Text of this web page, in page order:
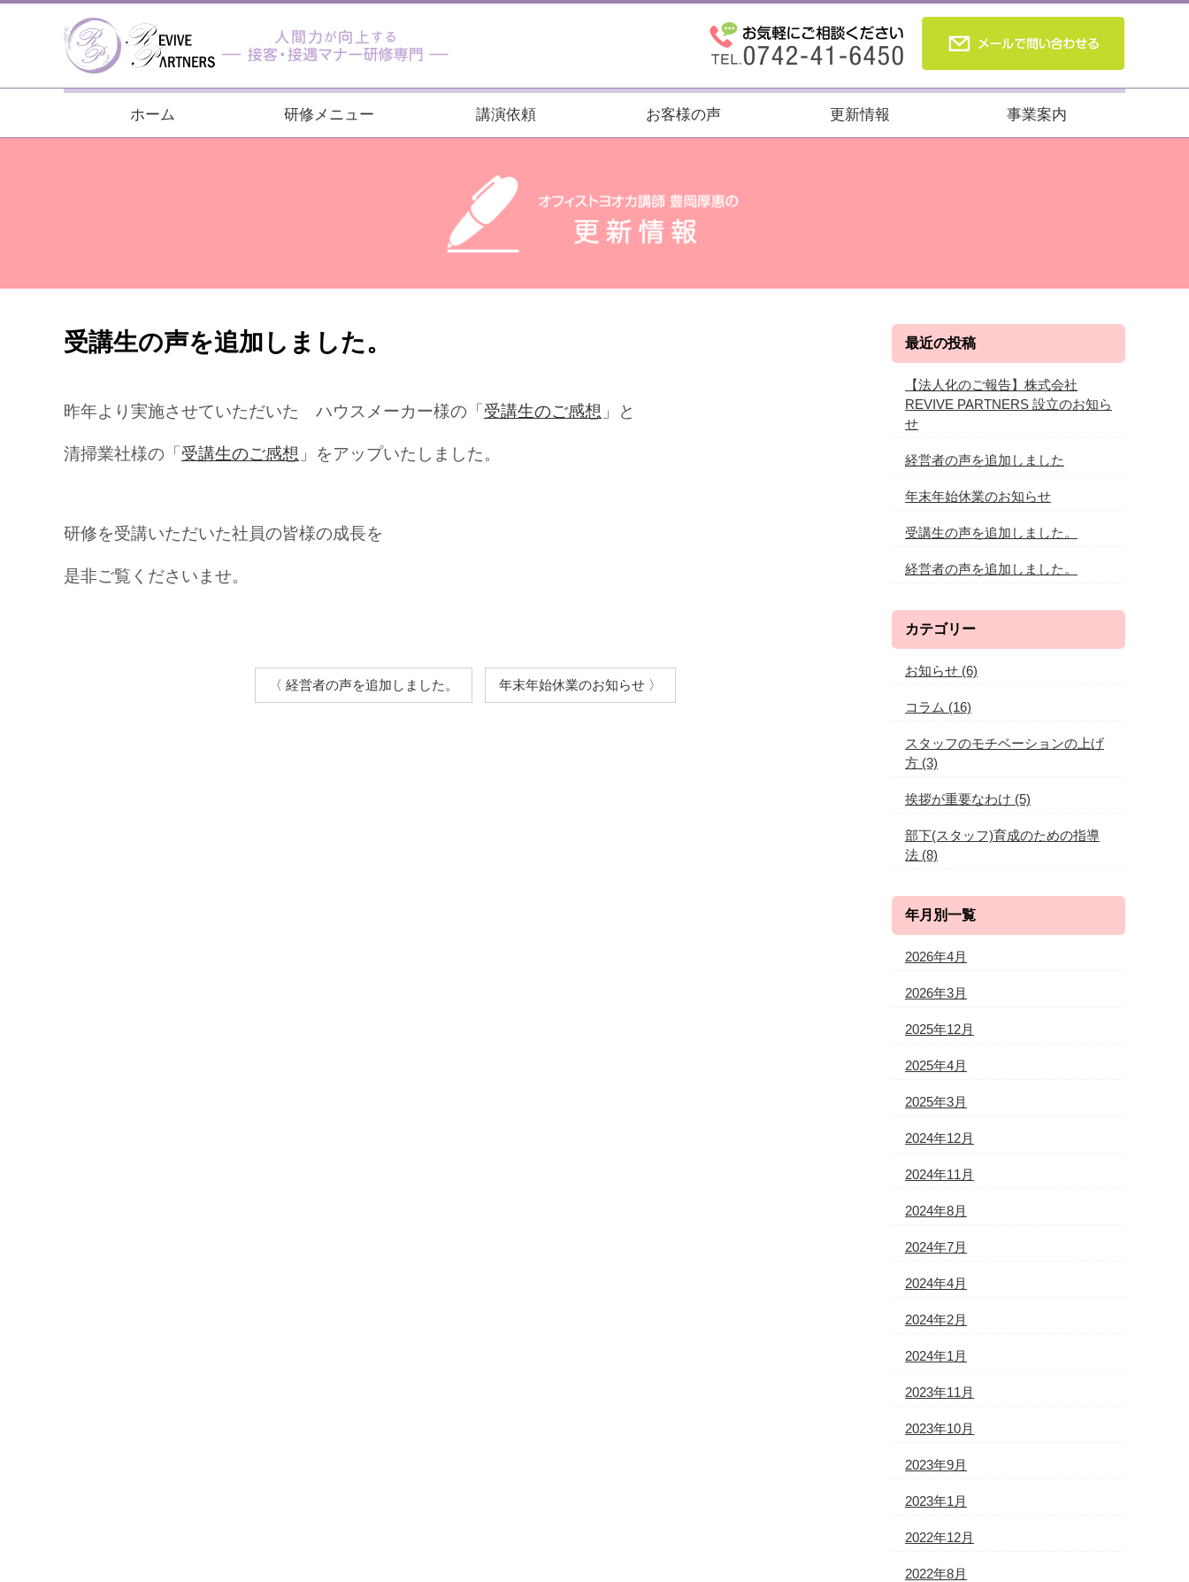
ホーム 研修メニュー 講演依頼 お客様の声 更新情報 事業案内
受講生の声を追加しました。
昨年より実施させていただいた ハウスメーカー様の「 受講生のご感想 」と
清掃業社様の「 受講生のご感想 」をアップいたしました。
研修を受講いただいた社員の皆様の成長を
是非ご覧くださいませ。
〈 経営者の声を追加しました。 年末年始休業のお知らせ 〉
最近の投稿
【法人化のご報告】株式会社
REVIVE PARTNERS 設立のお知ら
せ
経営者の声を追加しました
年末年始休業のお知らせ
受講生の声を追加しました。
経営者の声を追加しました。
カテゴリー
お知らせ (6)
コラム (16)
スタッフのモチベーションの上げ
方 (3)
挨拶が重要なわけ (5)
部下(スタッフ)育成のための指導
法 (8)
年月別一覧
2026年4月
2026年3月
2025年12月
2025年4月
2025年3月
2024年12月
2024年11月
2024年8月
2024年7月
2024年4月
2024年2月
2024年1月
2023年11月
2023年10月
2023年9月
2023年1月
2022年12月
2022年8月